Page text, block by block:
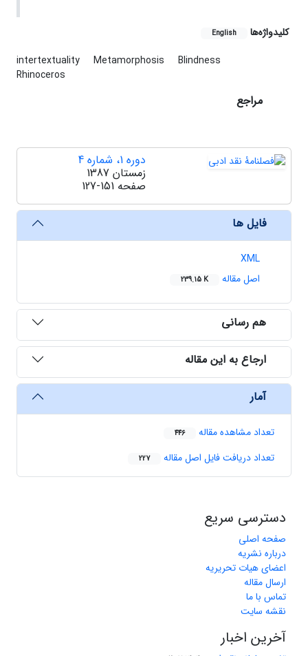
کلیدواژه‌ها English
intertextuality Metamorphosis
Blindness
Rhinoceros
مراجع
دوره 1، شماره 4
زمستان 1387
صفحه 127-151
فایل ها
XML
اصل مقاله
239.15 K
هم رسانی
ارجاع به این مقاله
آمار
تعداد مشاهده مقاله 446
تعداد دریافت فایل اصل مقاله 227
دسترسی سریع
صفحه اصلی
درباره نشریه
اعضای هیات تحریریه
ارسال مقاله
تماس با ما
نقشه سایت
آخرین اخبار